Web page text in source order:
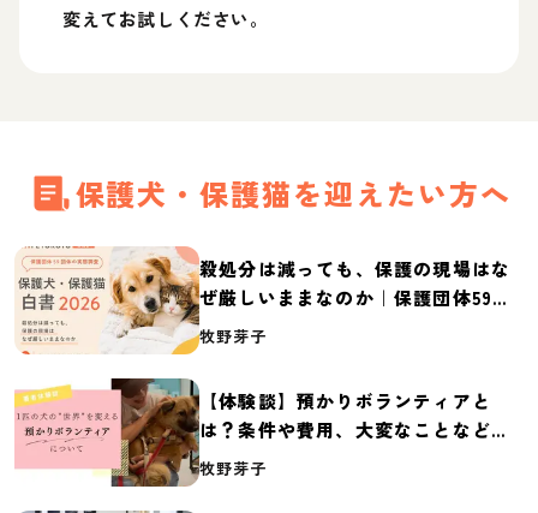
変えてお試しください。
保護犬・保護猫を迎えたい方へ
殺処分は減っても、保護の現場はな
ぜ厳しいままなのか｜保護団体59団
体の実態調査【保護犬・保護猫白書
牧野芽子
【体験談】預かりボランティアと
は？条件や費用、大変なことなど紹
介
牧野芽子